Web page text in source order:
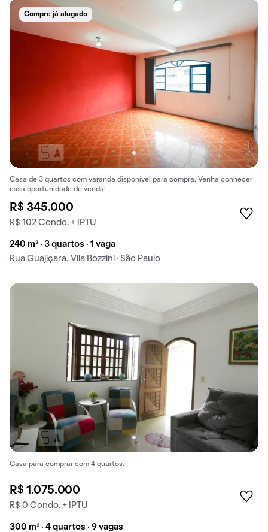
Compre já alugado
Casa de 3 quartos com varanda disponível para compra. Venha conhecer
essa oportunidade de venda!
R$ 345.000
R$ 102 Condo. + IPTU
240 m² · 3 quartos · 1 vaga
Rua Guajiçara, Vila Bozzini · São Paulo
Casa para comprar com 4 quartos.
R$ 1.075.000
R$ 0 Condo. + IPTU
300 m² · 4 quartos · 9 vagas